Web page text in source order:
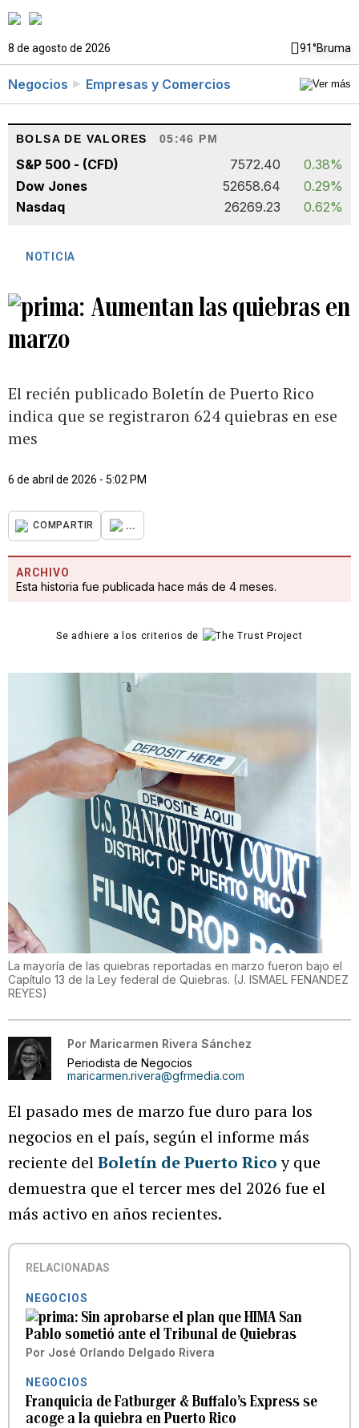
8 de agosto de 2026 91°Bruma
Negocios Empresas y Comercios
BOLSA DE VALORES 05:46 PM
S&P 500 - (CFD) 7572.40
0.38%
Dow Jones
52658.64
0.29%
Nasdaq
26269.23 0.62%
NOTICIA
Aumentan las quiebras en
marzo
El recién publicado Boletín de Puerto Rico
indica que se registraron 624 quiebras en ese
mes
6 de abril de 2026 - 5:02 PM
COMPARTIR ...
ARCHIVO
Esta historia fue publicada hace más de 4 meses.
Se adhiere a los criterios de
La mayoría de las quiebras reportadas en marzo fueron bajo el
Capítulo 13 de la Ley federal de Quiebras. (J. ISMAEL FENANDEZ
REYES)
Por Maricarmen Rivera Sánchez
Periodista de Negocios
maricarmen.rivera@gfrmedia.com
El pasado mes de marzo fue duro para los
negocios en el país, según el informe más
reciente delBoletín de Puerto Ricoy que
demuestra que el tercer mes del 2026 fue el
más activo en años recientes.
RELACIONADAS
NEGOCIOS
Sin aprobarse el plan que HIMA San
Pablo sometió ante el Tribunal de Quiebras
Por José Orlando Delgado Rivera
NEGOCIOS
Franquicia de Fatburger & Buffalo’s Express se
acoge a la quiebra en Puerto Rico